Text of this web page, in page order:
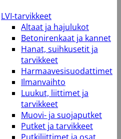
LVI-tarvikkeet
Altaat ja hajulukot
Betonirenkaat ja kannet
Hanat, suihkusetit ja
tarvikkeet
Harmaavesisuodattimet
Ilmanvaihto
Luukut, liittimet ja
tarvikkeet
Muovi- ja suojaputket
Putket ja tarvikkeet